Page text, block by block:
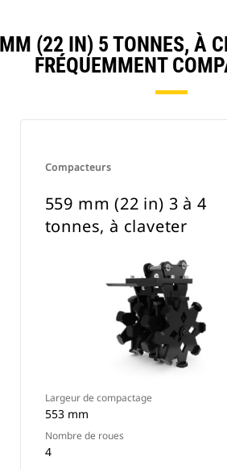
(22 IN) 5 TONNES, À
FRÉQUEMMENT
Compacteurs
559 mm (22 in) 3 à 4
tonnes, à claveter
Largeur de compactage
553 mm
Nombre de roues
4